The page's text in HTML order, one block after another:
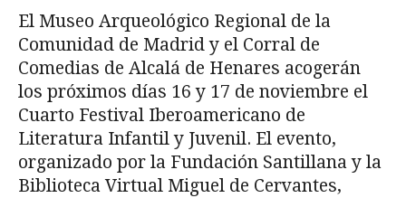
El Museo Arqueológico Regional de la
Comunidad de Madrid y el Corral de
Comedias de Alcalá de Henares acogerán
los próximos días 16 y 17 de noviembre el
Cuarto Festival Iberoamericano de
Literatura Infantil y Juvenil. El evento,
organizado por la Fundación Santillana y la
Biblioteca Virtual Miguel de Cervantes,